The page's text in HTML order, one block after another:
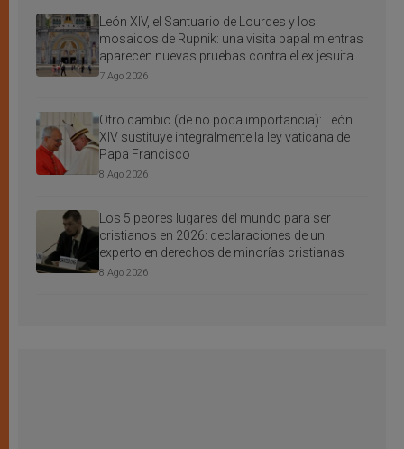
León XIV, el Santuario de Lourdes y los
mosaicos de Rupnik: una visita papal mientras
aparecen nuevas pruebas contra el ex jesuita
7 Ago 2026
Otro cambio (de no poca importancia): León
XIV sustituye integralmente la ley vaticana de
Papa Francisco
8 Ago 2026
Los 5 peores lugares del mundo para ser
cristianos en 2026: declaraciones de un
experto en derechos de minorías cristianas
8 Ago 2026